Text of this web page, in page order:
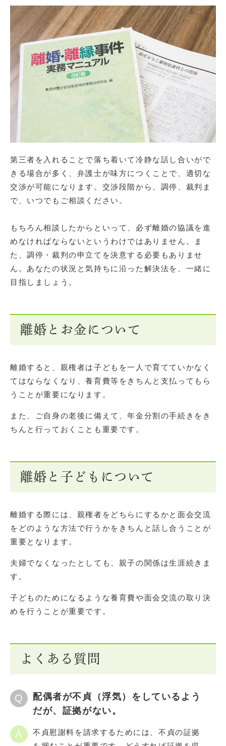
第三者を入れることで落ち着いて冷静な話し合いがで
きる場合が多く、弁護士が味方につくことで、適切な
交渉が可能になります。交渉段階から、調停、裁判ま
で、いつでもご相談ください。
もちろん相談したからといって、必ず離婚の協議を進
めなければならないというわけではありません。ま
た、調停・裁判の申立てを決意する必要もありませ
ん。あなたの状況と気持ちに沿った解決法を、一緒に
目指しましょう。
離婚とお金について
離婚すると、親権者は子どもを一人で育てていかなく
てはならなくなり、養育費等をきちんと支払ってもら
うことが重要になります。
また、ご自身の老後に備えて、年金分割の手続きをき
ちんと行っておくことも重要です。
離婚と子どもについて
離婚する際には、親権者をどちらにするかと面会交流
をどのような方法で行うかをきちんと話し合うことが
重要となります。
夫婦でなくなったとしても、親子の関係は生涯続きま
す。
子どものためになるような養育費や面会交流の取り決
めを行うことが重要です。
よくある質問
Q
配偶者が不貞（浮気）をしているよう
だが、証拠がない。
A
不貞慰謝料を請求するためには、不貞の証拠